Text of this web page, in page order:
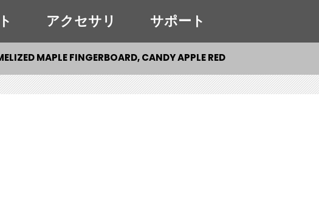
アクセサリ サポート
MAPLE FINGERBOARD, CANDY APPLE RED